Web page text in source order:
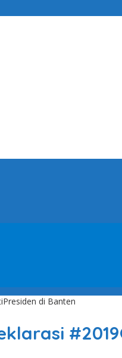
di Banten